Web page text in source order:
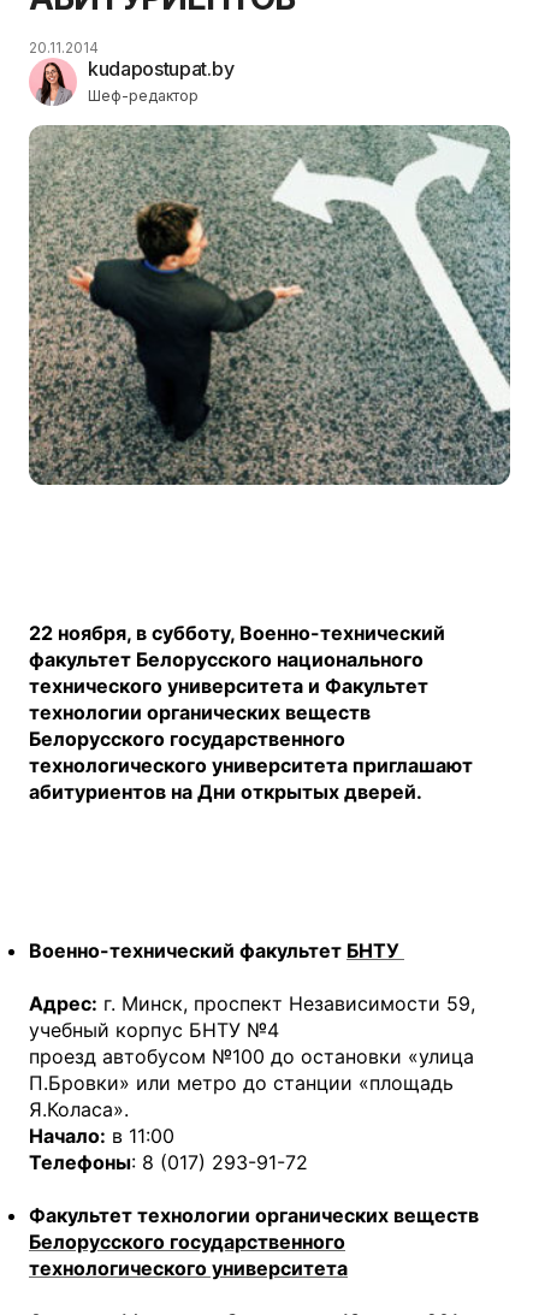
kudapostupat.by
Шеф-редактор
20.11.2014
22 ноября, в субботу, Военно-технический
факультет Белорусского национального
технического университета и Факультет
технологии органических веществ
Белорусского государственного
технологического университета приглашают
абитуриентов на Дни открытых дверей.
Военно-технический факультет БНТУ
Адрес: г. Минск, проспект Независимости 59,
учебный корпус БНТУ №4
проезд автобусом №100 до остановки «улица
П.Бровки» или метро до станции «площадь
Я.Коласа».
Начало: в 11:00
Телефоны: 8 (017) 293-91-72
Факультет технологии органических веществ
Белорусского государственного
технологического университета